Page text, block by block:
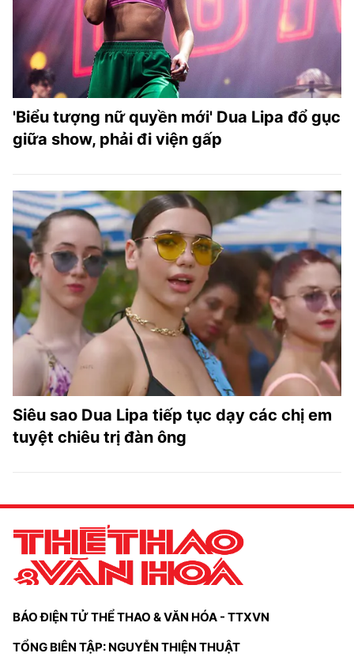
TRA CỨU PHƯỜNG XÃ
CỐNG HIẾN
BÙI XUÂN PHÁI
TIỆN ÍCH
LIÊN HỆ QUẢNG CÁO
Hotline: 0981.119.189
Điện thoại: 024.38254756
MẠNG XÃ HỘI
'Biểu tượng nữ quyền mới' Dua Lipa đổ gục
giữa show, phải đi viện gấp
Siêu sao Dua Lipa tiếp tục dạy các chị em
tuyệt chiêu trị đàn ông
BÁO ĐIỆN TỬ THỂ THAO & VĂN HÓA - TTXVN
TỔNG BIÊN TẬP: NGUYỄN THIỆN THUẬT